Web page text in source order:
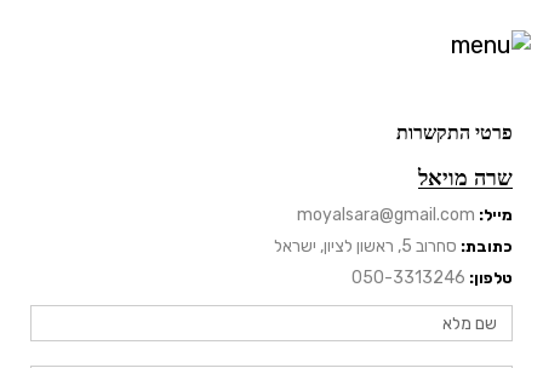
פרטי התקשרות
שרה מויאל
מייל:
כתובת: סחרוב 5, ראשון לציון, ישראל
טלפון: